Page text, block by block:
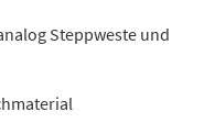
Steppweste und